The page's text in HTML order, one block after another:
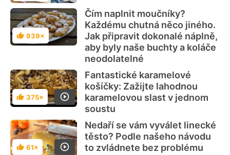
Hodnocení
939×
Čím naplnit moučníky?
Každému chutná něco jiného.
Jak připravit dokonalé náplně,
aby byly naše buchty a koláče
neodolatelné
Hodnocení
375×
Fantastické karamelové
košíčky: Zažijte lahodnou
karamelovou slast v jednom
soustu
Hodnocení
61×
Nedaří se vám vyválet linecké
těsto? Podle našeho návodu
to zvládnete bez problému